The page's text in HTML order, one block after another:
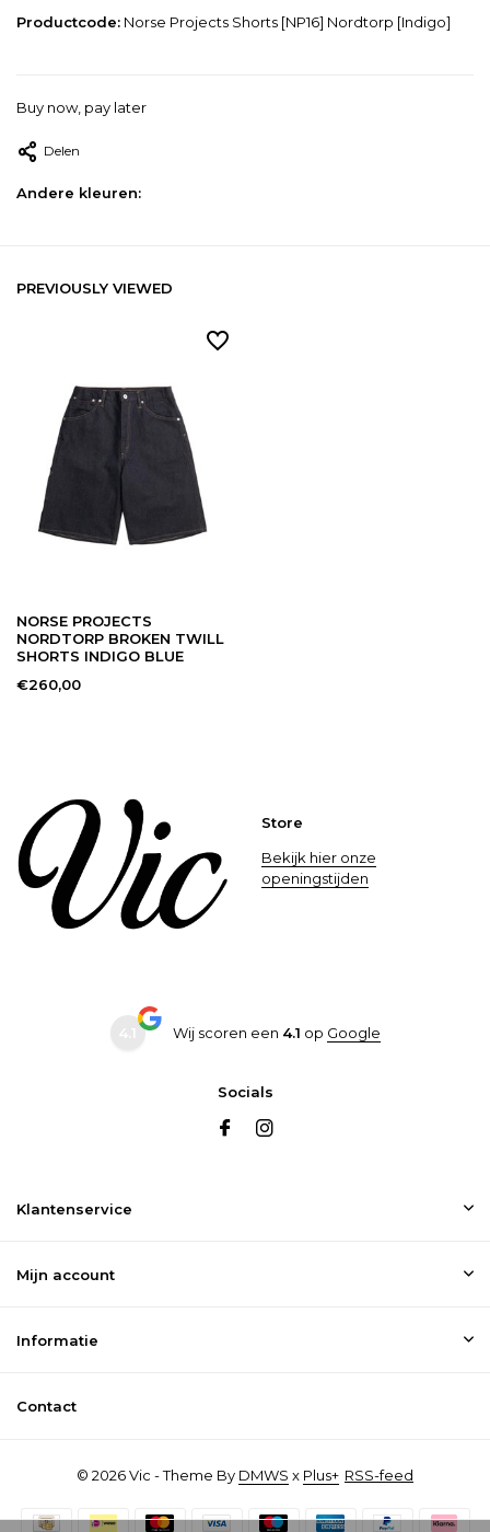
Productcode: Norse Projects Shorts [NP16] Nordtorp [Indigo]
Buy now, pay later
Delen
Andere kleuren:
PREVIOUSLY VIEWED
NORSE PROJECTS
NORDTORP BROKEN TWILL
SHORTS INDIGO BLUE
€260,00
Store
Bekijk hier onze
openingstijden
Wij scoren een 4.1 op Google
Socials
Klantenservice
Mijn account
Informatie
Contact
© 2026 Vic - Theme By DMWS x Plus+ RSS-feed